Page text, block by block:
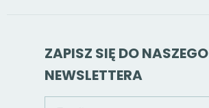
ZAPISZ SIĘ DO NASZEGO
NEWSLETTERA